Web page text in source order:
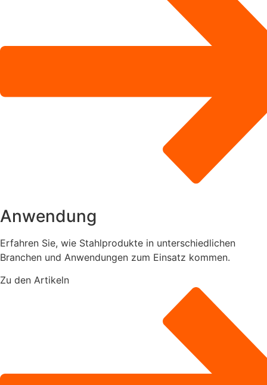
Anwendung
Erfahren Sie, wie Stahlprodukte in unterschiedlichen
Branchen und Anwendungen zum Einsatz kommen.
Zu den Artikeln